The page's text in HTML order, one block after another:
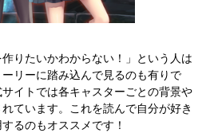
りたいかわからない！」という人は
ーリーに踏み込んで見るのも有りで
イトでは各キャスターごとの背景や
ています。これを読んで自分が好き
るのもオススメです！